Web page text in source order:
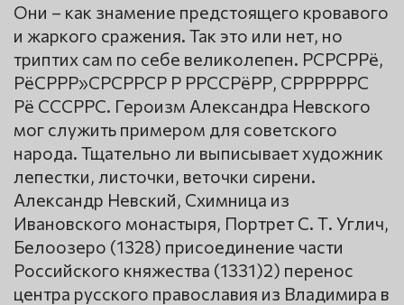
Они – как знамение предстоящего кровавого
и жаркого сражения. Так это или нет, но
триптих сам по себе великолепен. РСРСРРё,
РёСРРР»СРСРРСР Р РРССРёРР, СРРРРРРС
Рё СССРРС. Героизм Александра Невского
мог служить примером для советского
народа. Тщательно ли выписывает художник
лепестки, листочки, веточки сирени.
Александр Невский, Схимница из
Ивановского монастыря, Портрет С. Т. Углич,
Белоозеро (1328) присоединение части
Российского княжества (1331)2) перенос
центра русского православия из Владимира в